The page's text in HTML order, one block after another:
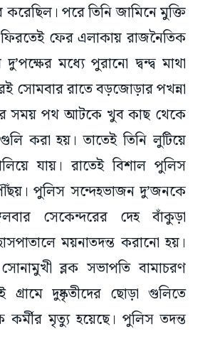
করেছিল। পরে তিনি জামিনে মুক্তি
ফিরতেই ফের এলাকায় রাজনৈতিক
মধ্যে পুরানো দ্বন্দ্ব মাথা
সোমবার রাতে বড়জোড়ার পখন্না
সময় পথ আটকে খুব কাছ থেকে
করা হয়। তাতেই তিনি লুটিয়ে
যায়। রাতেই বিশাল পুলিস
পুলিস সন্দেহভাজন দু’জনকে
সেকেন্দরের দেহ বাঁকুড়া
ময়নাতদন্ত করানো হয়।
ব্লক সভাপতি বামাচরণ
দুষ্কৃতীদের ছোড়া গুলিতে
মৃত্যু হয়েছে। পুলিস তদন্ত